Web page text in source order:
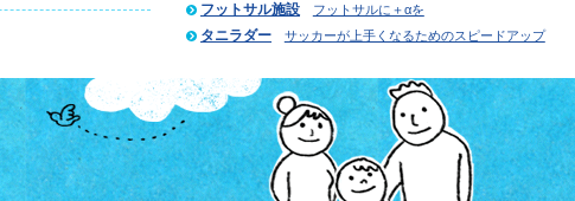
フットサル施設 フットサルに＋αを
タニラダー サッカーが上手くなるためのスピードアップ